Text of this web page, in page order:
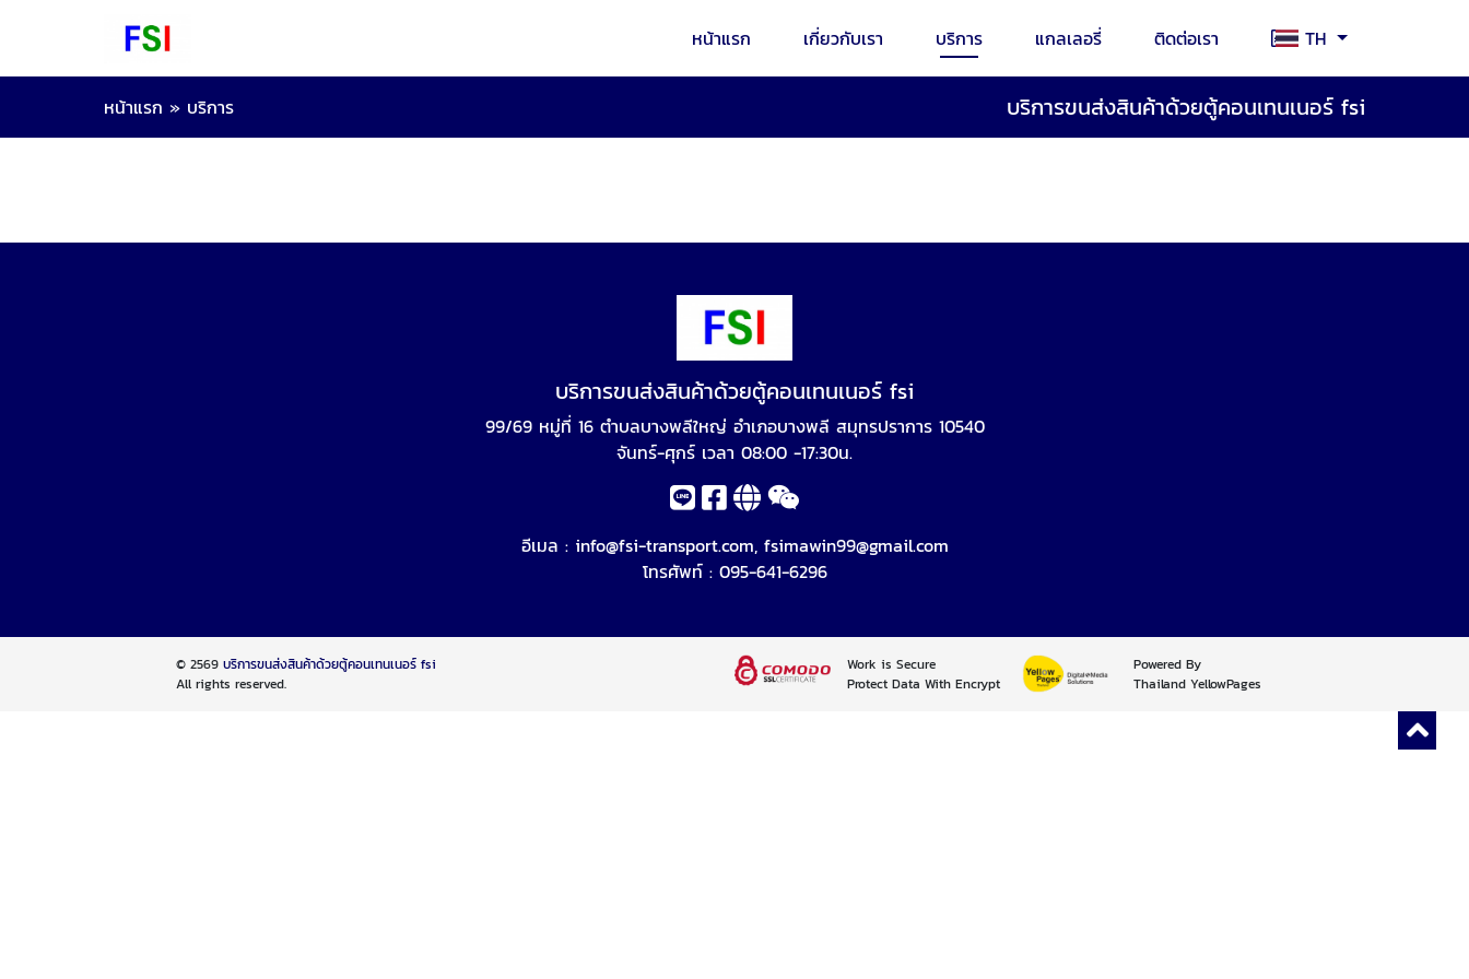
หน้าแรก เกี่ยวกับเรา บริการ แกลเลอรี่ ติดต่อเรา TH
หน้าแรก » บริการ บริการขนส่งสินค้าด้วยตู้คอนเทนเนอร์ fsi
บริการขนส่งสินค้าด้วยตู้คอนเทนเนอร์ fsi
99/69 หมู่ที่ 16 ตำบลบางพลีใหญ่ อำเภอบางพลี สมุทรปราการ 10540
จันทร์-ศุกร์ เวลา 08:00 -17:30น.
อีเมล : info@fsi-transport.com, fsimawin99@gmail.com
โทรศัพท์ : 095-641-6296
© 2569บริการขนส่งสินค้าด้วยตู้คอนเทนเนอร์ fsi
All rights reserved.
Work is Secure
Protect Data With Encrypt
Powered By
Thailand YellowPages